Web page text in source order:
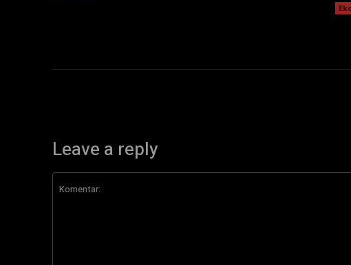
Leave a reply